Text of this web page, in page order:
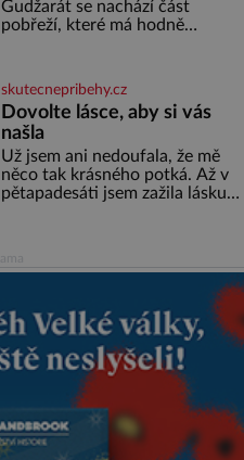
koloběžce a den zakončit
poznáváním památek ve
Gudžarát se nachází část
pobřeží, které má hodně
Proč má pláž takové netypické
zbarvení? Nakolik jsou pravd
skutecnepribehy.cz
Dovolte lásce, aby si vás
našla
Už jsem ani nedoufala, že mě
něco tak krásného potká. Až v
pětapadesáti jsem zažila lásku
nás dali dohromady, Toník byl
dobře zaopatřený mladý muž.
Manželství nám oběma moc
nesvědčilo, brzy jsme zjistili, že